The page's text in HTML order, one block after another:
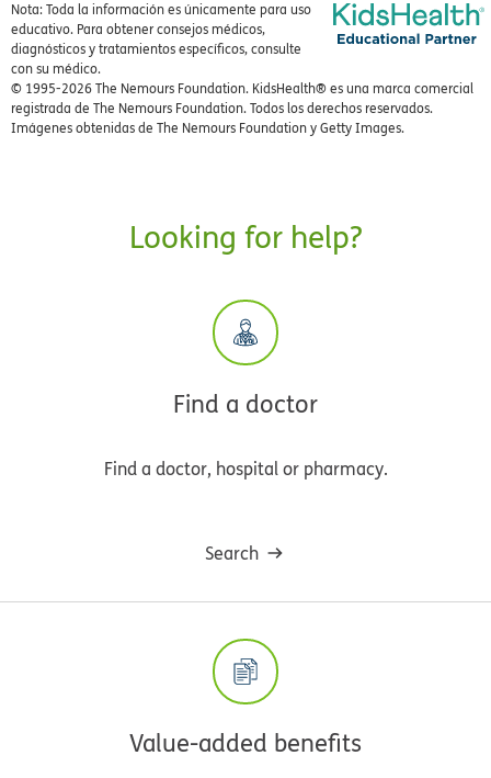
Nota: Toda la información es únicamente para uso
educativo. Para obtener consejos médicos,
diagnósticos y tratamientos específicos, consulte
con su médico.
© 1995-2026 The Nemours Foundation. KidsHealth® es una marca comercial
registrada de The Nemours Foundation. Todos los derechos reservados.
Imágenes obtenidas de The Nemours Foundation y Getty Images.
Looking for help?
Find a doctor
Find a doctor, hospital or pharmacy.
Search
Value-added benefits